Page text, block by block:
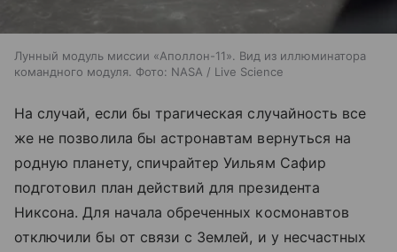
Лунный модуль миссии «Аполлон-11». Вид из иллюминатора
командного модуля. Фото: NASA / Live Science
На случай, если бы трагическая случайность все
же не позволила бы астронавтам вернуться на
родную планету, спичрайтер Уильям Сафир
подготовил план действий для президента
Никсона. Для начала обреченных космонавтов
отключили бы от связи с Землей, и у несчастных